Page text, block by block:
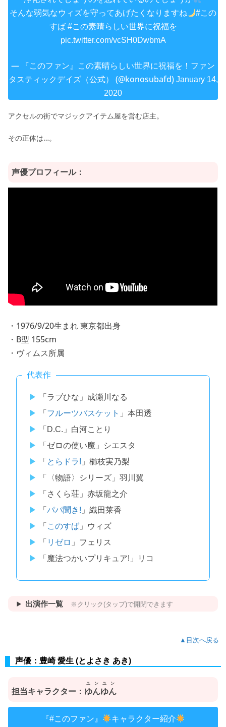
そんな弱気なウィズを守ってあげたくなりますね
#この
すば #この素晴らしい世界に祝福を
pic.twitter.com/vcSH0DwbmA
— 『このファン』この素晴らしい世界に祝福を！ファン
タスティックデイズ（公式） (@konosubafd) January 14,
2020
アクセルの街でマジックアイテム屋を営む店主。
その正体は…。
声優プロフィール：
・1976/9/20生まれ 東京都出身
・B型 155cm
・ヴィムス所属
代表作
「ラブひな」成瀬川なる
「 フルーツバスケット 」本田透
「D.C.」白河ことり
「ゼロの使い魔」シエスタ
「 とらドラ! 」櫛枝実乃梨
「〈物語〉シリーズ」羽川翼
「さくら荘」赤坂龍之介
「 パパ聞き! 」織田莱香
「 このすば」ウィズ
「 リゼロ 」フェリス
「魔法つかいプリキュア!」リコ
出演作一覧 ※クリック(タップ)で開閉できます
▲目次へ戻る
声優：豊崎 愛生 (とよさき あき)
担当キャラクター： ゆんゆん
ユンユン
『#このファン』 キャラクター紹介